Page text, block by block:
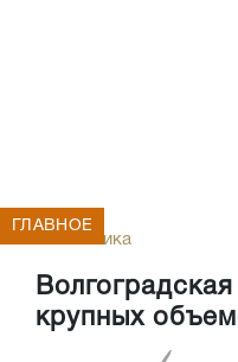
Экономика
крупных
ГЛАВНОЕ